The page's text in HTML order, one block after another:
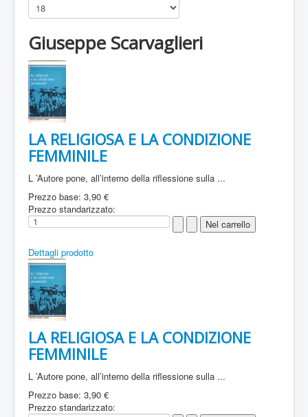
Giuseppe Scarvaglieri
LA RELIGIOSA E LA CONDIZIONE
FEMMINILE
L ’Autore pone, all’interno della riflessione sulla ...
Prezzo base: 3,90 €
Prezzo standarizzato:
Dettagli prodotto
LA RELIGIOSA E LA CONDIZIONE
FEMMINILE
L ’Autore pone, all’interno della riflessione sulla ...
Prezzo base: 3,90 €
Prezzo standarizzato: